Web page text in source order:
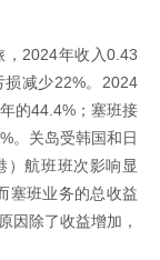
，2024年收入0.43
减少22%。2024
的44.4%；塞班接
。关岛受韩国和日
）航班班次影响显
塞班业务的总收益
因除了收益增加，